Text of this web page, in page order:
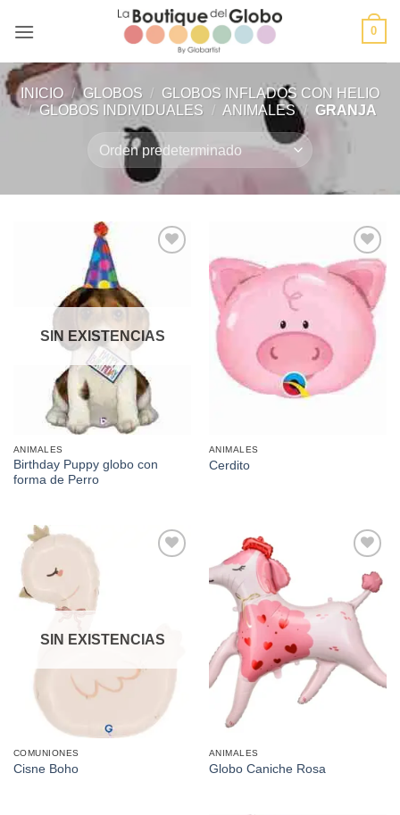
0
INICIO / GLOBOS / GLOBOS INFLADOS CON HELIO
/ GLOBOS INDIVIDUALES / ANIMALES / GRANJA
SIN EXISTENCIAS
ANIMALES
Birthday Puppy globo con
forma de Perro
Añadir
a la
lista de
deseos
ANIMALES
Cerdito
SIN EXISTENCIAS
COMUNIONES
Cisne Boho
Añadir
a la
lista de
deseos
ANIMALES
Globo Caniche Rosa